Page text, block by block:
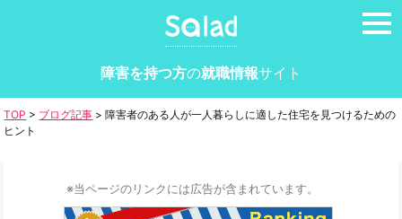
障害を持つ方の就職情報サイト
TOP > ブログ記事 >障害者のある人が一人暮らしに適した住宅を見つけるための
ヒント
※当ページのリンクには広告が含まれています。